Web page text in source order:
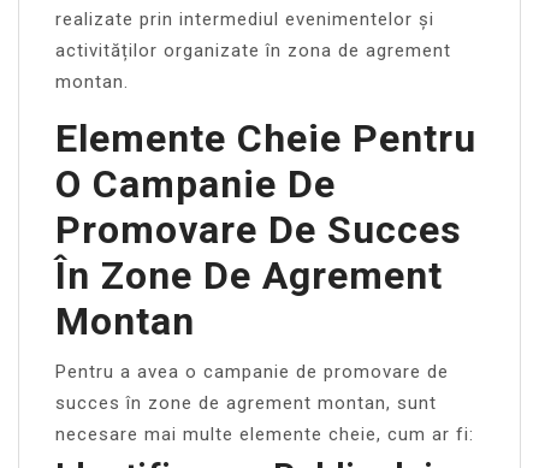
realizate prin intermediul evenimentelor și
activităților organizate în zona de agrement
montan.
Elemente Cheie Pentru
O Campanie De
Promovare De Succes
În Zone De Agrement
Montan
Pentru a avea o campanie de promovare de
succes în zone de agrement montan, sunt
necesare mai multe elemente cheie, cum ar fi: